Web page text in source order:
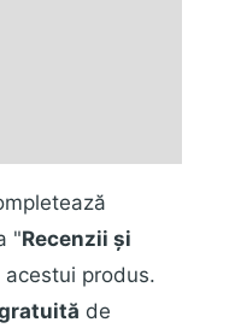
"Recenzii și
produs.
de